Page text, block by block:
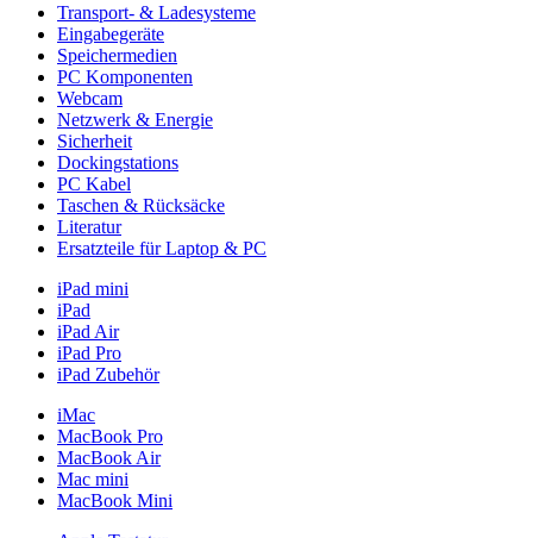
Transport- & Ladesysteme
Eingabegeräte
Speichermedien
PC Komponenten
Webcam
Netzwerk & Energie
Sicherheit
Dockingstations
PC Kabel
Taschen & Rücksäcke
Literatur
Ersatzteile für Laptop & PC
iPad mini
iPad
iPad Air
iPad Pro
iPad Zubehör
iMac
MacBook Pro
MacBook Air
Mac mini
MacBook Mini